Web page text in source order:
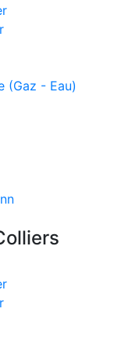
(Gaz - Eau)